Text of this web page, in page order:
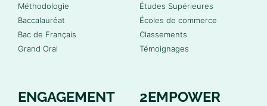
Méthodologie
Baccalauréat
Bac de Français
Grand Oral
Études Supérieures
Écoles de commerce
Classements
Témoignages
ENGAGEMENT 2EMPOWER